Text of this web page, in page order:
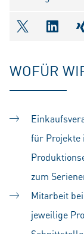
WOFÜR
für Projekte
zum
Mitarbeit
jeweilige